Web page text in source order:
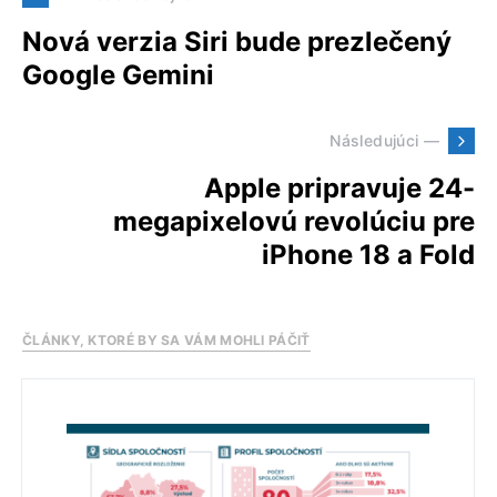
Nová verzia Siri bude prezlečený
Google Gemini
Následujúci —
Apple pripravuje 24-
megapixelovú revolúciu pre
iPhone 18 a Fold
ČLÁNKY, KTORÉ BY SA VÁM MOHLI PÁČIŤ